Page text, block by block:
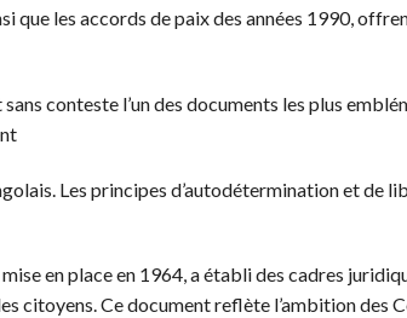
que les accords de paix des années 1990,
conteste l’un des documents les plus
Les principes d’autodétermination et de
en place en 1964, a établi des cadres
citoyens. Ce document reflète l’ambition des